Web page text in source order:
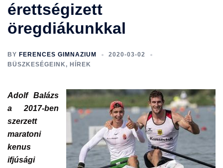
érettségizett
öregdiákunkkal
BY FERENCES GIMNAZIUM
2020-03-02
BÜSZKESÉGEINK, HÍREK
Adolf Balázs
a 2017-ben
szerzett
maratoni
kenus
ifjúsági